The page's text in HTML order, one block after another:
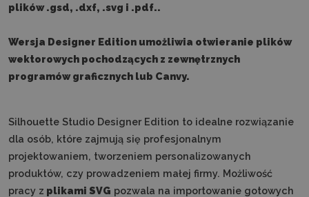
plików .gsd, .dxf, .svg i .pdf..
Wersja Designer Edition umożliwia otwieranie plików
wektorowych pochodzących z zewnętrznych
programów graficznych lub Canvy.
Silhouette Studio Designer Edition to idealne rozwiązanie
dla osób, które zajmują się profesjonalnym
projektowaniem, tworzeniem personalizowanych
produktów, czy prowadzeniem małej firmy. Możliwość
pracy z plikami SVG pozwala na importowanie gotowych